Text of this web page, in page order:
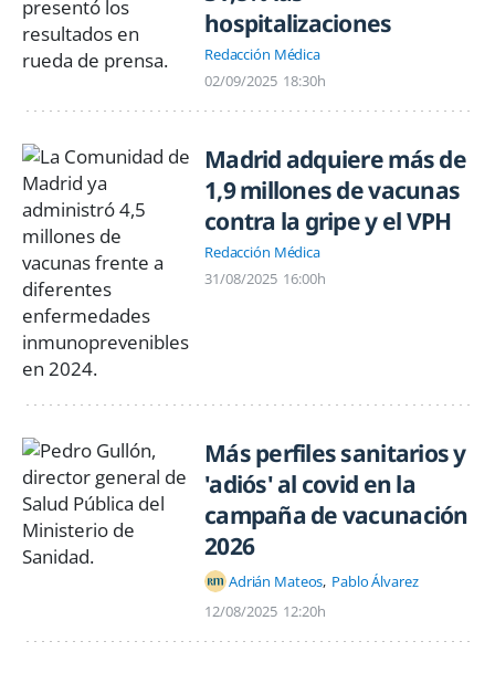
hospitalizaciones
Redacción Médica
02/09/2025 18:30h
Madrid adquiere más de
1,9 millones de vacunas
contra la gripe y el VPH
Redacción Médica
31/08/2025 16:00h
Más perfiles sanitarios y
'adiós' al covid en la
campaña de vacunación
2026
Adrián Mateos Pablo Álvarez
12/08/2025 12:20h